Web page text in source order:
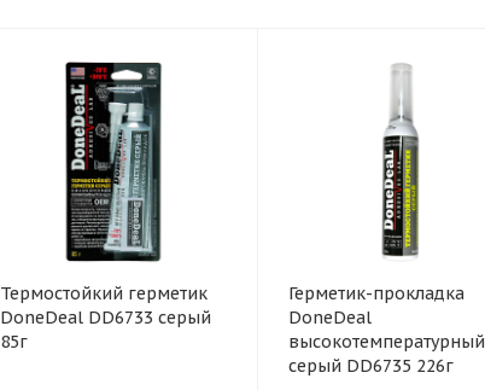
Термостойкий герметик
DoneDeal DD6733 серый
85г
Герметик-прокладка
DoneDeal
высокотемпературный
серый DD6735 226г